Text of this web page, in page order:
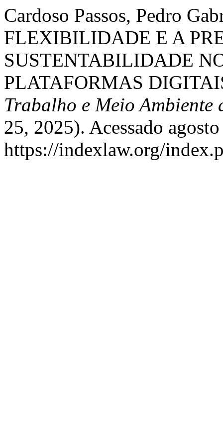
Cardoso Passos, Pedro
FLEXIBILIDADE E A
SUSTENTABILIDADE
PLATAFORMAS
Trabalho e Meio Ambiente
25, 2025). Acessado
https://indexlaw.org/